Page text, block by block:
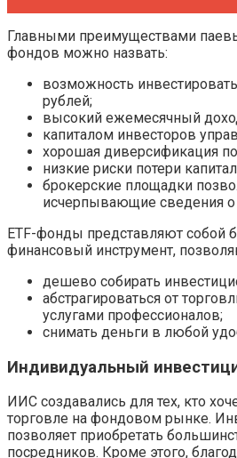
Главными преимуществами
фондов можно назвать:
возможность
рублей;
высокий ежемесячный
капиталом инвесторов
хорошая диверсификация
низкие риски потери
брокерские площадки
исчерпывающие сведения о
ETF-фонды представляют собой
финансовый инструмент,
дешево собирать
абстрагироваться от
услугами профессионалов;
снимать деньги в любой
Индивидуальный
ИИС создавались для тех, кто
торговле на фондовом рынке.
позволяет приобретать
посредников. Кроме этого,